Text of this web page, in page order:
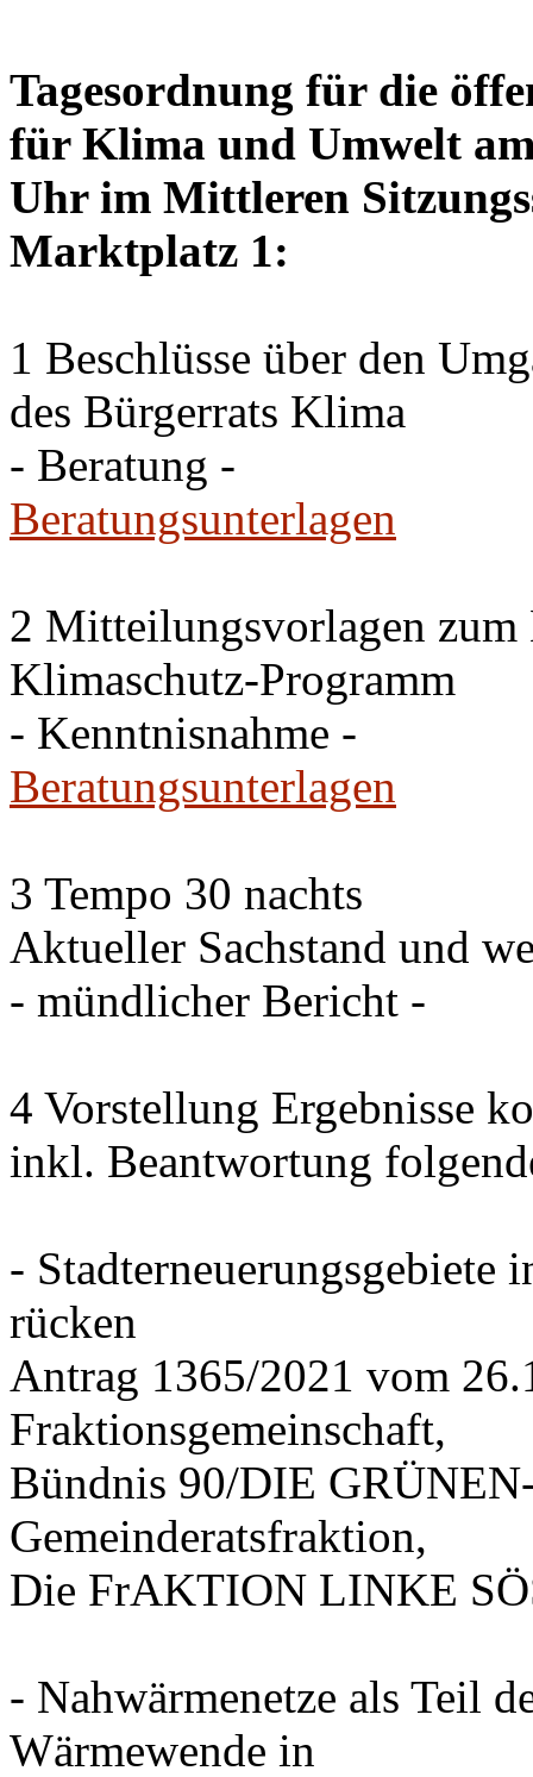
Tagesordnung für die
für Klima und Umwelt
Uhr im Mittleren
Marktplatz 1:
1 Beschlüsse über den
des Bürgerrats Klima
- Beratung -
Beratungsunterlagen
2 Mitteilungsvorlagen zum
Klimaschutz-Programm
- Kenntnisnahme -
Beratungsunterlagen
3 Tempo 30 nachts
Aktueller Sachstand und
- mündlicher Bericht -
4 Vorstellung Ergebnisse
inkl. Beantwortung
- Stadterneuerungsgebiete
rücken
Antrag 1365/2021 vom
Fraktionsgemeinschaft,
Bündnis 90/DIE
Gemeinderatsfraktion,
Die FrAKTION LINKE
- Nahwärmenetze als Teil
Wärmewende in